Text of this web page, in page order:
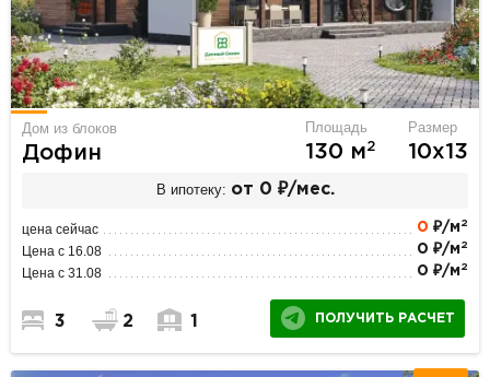
Дом из блоков
Дофин
Площадь
130 м2
Размер
10х13
В ипотеку: от 0 ₽/мес.
цена сейчас 0 ₽/м 2
Цена с 16.08 0 ₽/м 2
Цена с 31.08 0 ₽/м 2
3 2 1 ПОЛУЧИТЬ РАСЧЕТ